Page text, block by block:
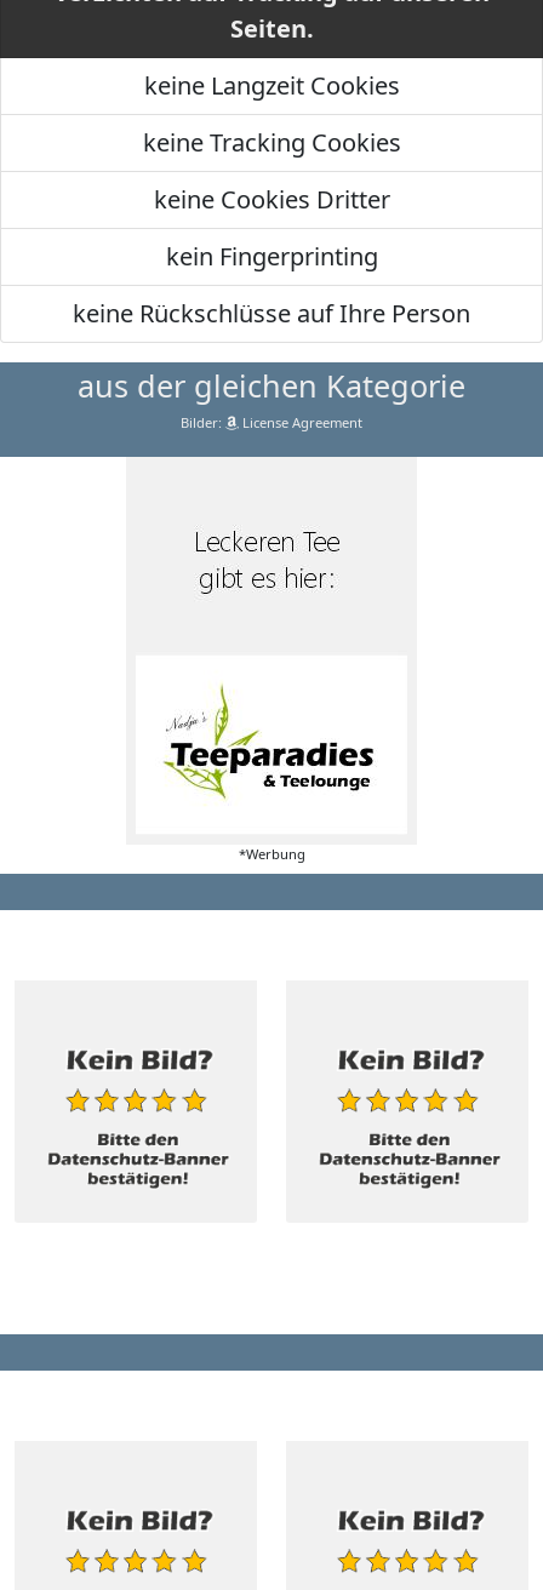
Seiten.
keine Langzeit Cookies
keine Tracking Cookies
keine Cookies Dritter
kein Fingerprinting
keine Rückschlüsse auf Ihre Person
aus der gleichen Kategorie
Bilder: License Agreement
*Werbung